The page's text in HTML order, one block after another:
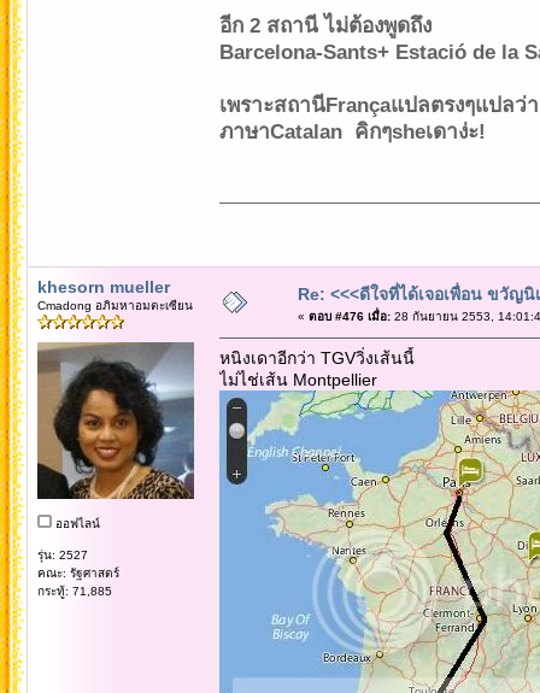
อีก 2 สถานี ไม่ต้องพูดถึง
Barcelona-Sants+ Estació de la
เพราะสถานีFrançaแปลตรงๆแปล
ภาษาCatalan คิกๆsheเดาง่ะ!
khesorn mueller
Cmadong อภิมหาอมตะเซียน
ออฟไลน์
รุ่น: 2527
คณะ: รัฐศาสตร์
กระทู้: 71,885
Re: <<<ดีใจที่ได้เจอเพื่อน ขวัญนิ
« ตอบ #476 เมื่อ:28 กันยายน 2553,
หนิงเดาอีกว่า TGVวิ่งเส้นนี้
ไม่ไช่เส้น Montpellier